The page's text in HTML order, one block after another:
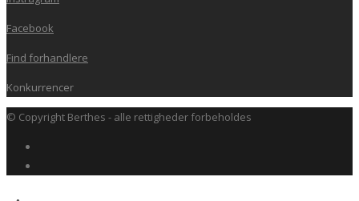
Facebook
Find forhandlere
Konkurrencer
© Copyright Berthes - alle rettigheder forbeholdes